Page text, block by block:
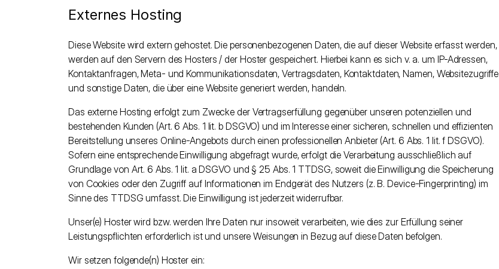
Externes Hosting
Diese Website wird extern gehostet. Die personenbezogenen Daten, die auf dieser Website erfasst werden,
werden auf den Servern des Hosters / der Hoster gespeichert. Hierbei kann es sich v. a. um IP-Adressen,
Kontaktanfragen, Meta- und Kommunikationsdaten, Vertragsdaten, Kontaktdaten, Namen, Websitezugriffe
und sonstige Daten, die über eine Website generiert werden, handeln.
Das externe Hosting erfolgt zum Zwecke der Vertragserfüllung gegenüber unseren potenziellen und
bestehenden Kunden (Art. 6 Abs. 1 lit. b DSGVO) und im Interesse einer sicheren, schnellen und effizienten
Bereitstellung unseres Online-Angebots durch einen professionellen Anbieter (Art. 6 Abs. 1 lit. f DSGVO).
Sofern eine entsprechende Einwilligung abgefragt wurde, erfolgt die Verarbeitung ausschließlich auf
Grundlage von Art. 6 Abs. 1 lit. a DSGVO und § 25 Abs. 1 TTDSG, soweit die Einwilligung die Speicherung
von Cookies oder den Zugriff auf Informationen im Endgerät des Nutzers (z. B. Device-Fingerprinting) im
Sinne des TTDSG umfasst. Die Einwilligung ist jederzeit widerrufbar.
Unser(e) Hoster wird bzw. werden Ihre Daten nur insoweit verarbeiten, wie dies zur Erfüllung seiner
Leistungspflichten erforderlich ist und unsere Weisungen in Bezug auf diese Daten befolgen.
Wir setzen folgende(n) Hoster ein: